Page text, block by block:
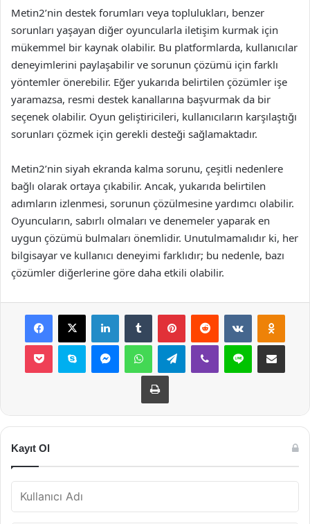
Metin2’nin destek forumları veya toplulukları, benzer
sorunları yaşayan diğer oyuncularla iletişim kurmak için
mükemmel bir kaynak olabilir. Bu platformlarda, kullanıcılar
deneyimlerini paylaşabilir ve sorunun çözümü için farklı
yöntemler önerebilir. Eğer yukarıda belirtilen çözümler işe
yaramazsa, resmi destek kanallarına başvurmak da bir
seçenek olabilir. Oyun geliştiricileri, kullanıcıların karşılaştığı
sorunları çözmek için gerekli desteği sağlamaktadır.
Metin2’nin siyah ekranda kalma sorunu, çeşitli nedenlere
bağlı olarak ortaya çıkabilir. Ancak, yukarıda belirtilen
adımların izlenmesi, sorunun çözülmesine yardımcı olabilir.
Oyuncuların, sabırlı olmaları ve denemeler yaparak en
uygun çözümü bulmaları önemlidir. Unutulmamalıdır ki, her
bilgisayar ve kullanıcı deneyimi farklıdır; bu nedenle, bazı
çözümler diğerlerine göre daha etkili olabilir.
Facebook
X LinkedInTumblr PinterestReddit VKontakte
Pocket Skype MessengerWhatsAppTelegramViber Line E-Posta ile
Yazdır
Kayıt Ol